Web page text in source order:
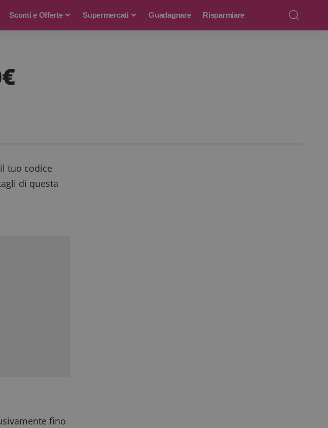
Sconti e Offerte Supermercati Guadagnare Risparmiare
tuo codice
di questa
fino